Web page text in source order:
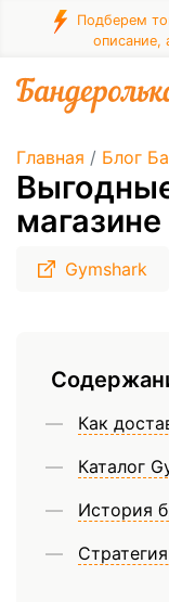
Подберем
Главная / Блог
Gymshark
Как
Каталог
История